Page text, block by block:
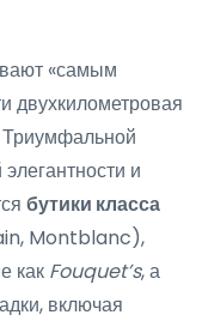
«самым
двухкилометровая
и
бутики класса
Montblanc),
как Fouquet’s, а
включая